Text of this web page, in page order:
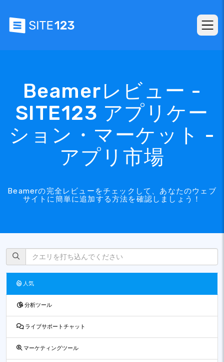
Beamerレビュー -
SITE123 アプリケー
ション・マーケット -
アプリ市場
Beamerの完全レビューをチェックして、あなたのウェブ
サイトに簡単に追加する方法を確認しましょう！
人気
分析ツール
ライブサポートチャット
マーケティングツール